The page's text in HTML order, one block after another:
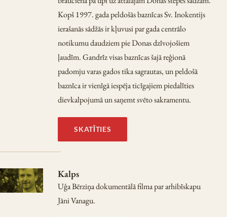
Kopš 1997. gada peldošās baznīcas Sv. Inokentijs
ierašanās sādžās ir kļuvusi par gada centrālo
notikumu daudziem pie Donas dzīvojošiem
ļaudīm. Gandrīz visas baznīcas šajā reģionā
padomju varas gados tika sagrautas, un peldošā
baznīca ir vienīgā iespēja ticīgajiem piedalīties
dievkalpojumā un saņemt svēto sakramentu.
SKATĪTIES
Kalps
Uģa Bērziņa dokumentālā filma par arhibīskapu
Jāni Vanagu.